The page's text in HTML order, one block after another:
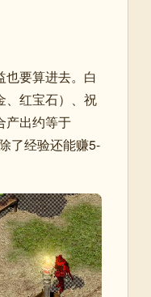
也要算进去。白
、红宝石）、祝
产出约等于
了经验还能赚5-